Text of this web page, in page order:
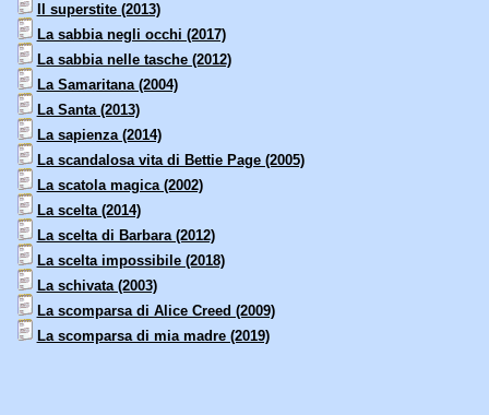
Il superstite (2013)
La sabbia negli occhi (2017)
La sabbia nelle tasche (2012)
La Samaritana (2004)
La Santa (2013)
La sapienza (2014)
La scandalosa vita di Bettie Page (2005)
La scatola magica (2002)
La scelta (2014)
La scelta di Barbara (2012)
La scelta impossibile (2018)
La schivata (2003)
La scomparsa di Alice Creed (2009)
La scomparsa di mia madre (2019)